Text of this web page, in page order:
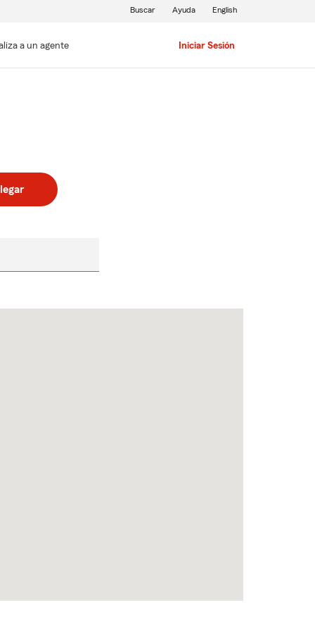
a un agente Iniciar Sesión
Buscar Ayuda English